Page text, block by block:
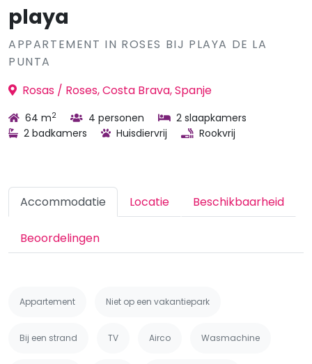
playa
APPARTEMENT IN ROSES BIJ PLAYA DE LA
PUNTA
Rosas / Roses, Costa Brava, Spanje
64 m2 4 personen
2 slaapkamers
2 badkamers
Huisdiervrij Rookvrij
Accommodatie Locatie Beschikbaarheid
Beoordelingen
Appartement Niet op een vakantiepark
Bij een strand TV Airco Wasmachine